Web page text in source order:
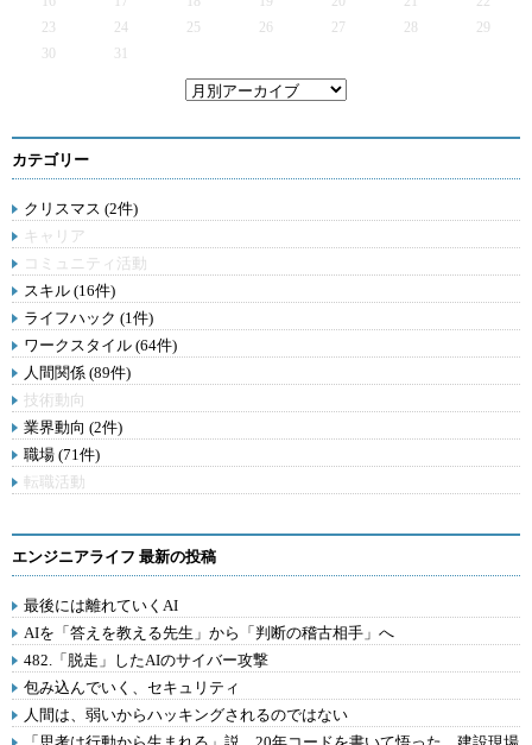
23
24 25 26 27 28
29
30
31
カテゴリー
クリスマス (2件)
キャリア
コミュニティ活動
スキル (16件)
ライフハック (1件)
ワークスタイル (64件)
人間関係 (89件)
技術動向
業界動向 (2件)
職場 (71件)
転職活動
エンジニアライフ 最新の投稿
最後には離れていくAI
AIを「答えを教える先生」から「判断の稽古相手」へ
482.「脱走」したAIのサイバー攻撃
包み込んでいく、セキュリティ
人間は、弱いからハッキングされるのではない